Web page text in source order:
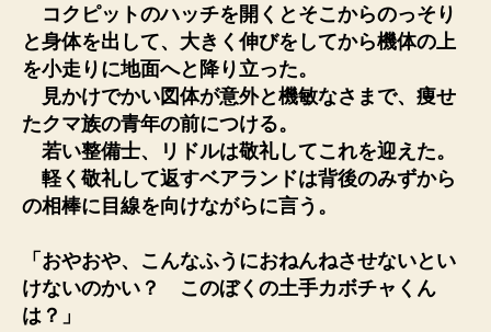
コクピットのハッチを開くとそこからのっそり
と身体を出して、大きく伸びをしてから機体の上
を小走りに地面へと降り立った。
見かけでかい図体が意外と機敏なさまで、痩せ
たクマ族の青年の前につける。
若い整備士、リドルは敬礼してこれを迎えた。
軽く敬礼して返すベアランドは背後のみずから
の相棒に目線を向けながらに言う。
「おやおや、こんなふうにおねんねさせないとい
けないのかい？ このぼくの土手カボチャくん
は？」